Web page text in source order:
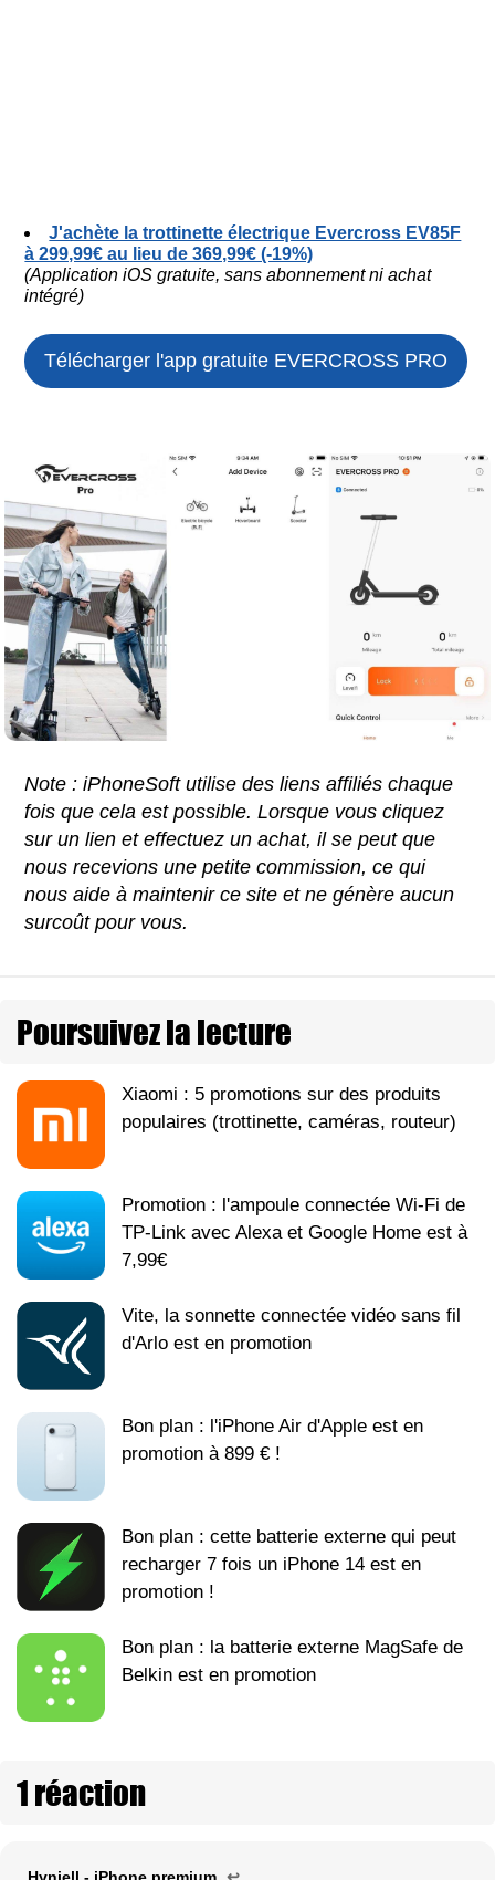
J'achète la trottinette électrique Evercross EV85F
à 299,99€ au lieu de 369,99€ (-19%)
(Application iOS gratuite, sans abonnement ni achat
intégré)
Télécharger l'app gratuite EVERCROSS PRO
Note : iPhoneSoft utilise des liens affiliés chaque
fois que cela est possible. Lorsque vous cliquez
sur un lien et effectuez un achat, il se peut que
nous recevions une petite commission, ce qui
nous aide à maintenir ce site et ne génère aucun
surcoût pour vous.
Poursuivez la lecture
Xiaomi : 5 promotions sur des produits
populaires (trottinette, caméras, routeur)
Promotion : l'ampoule connectée Wi-Fi de
TP-Link avec Alexa et Google Home est à
7,99€
Vite, la sonnette connectée vidéo sans fil
d'Arlo est en promotion
Bon plan : l'iPhone Air d'Apple est en
promotion à 899 € !
Bon plan : cette batterie externe qui peut
recharger 7 fois un iPhone 14 est en
promotion !
Bon plan : la batterie externe MagSafe de
Belkin est en promotion
1 réaction
Hynjell - iPhone premium ↩